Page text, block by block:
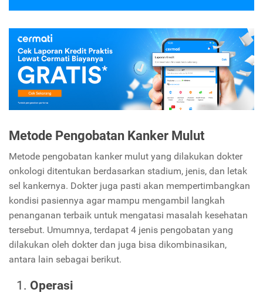
Metode Pengobatan Kanker Mulut
Metode pengobatan kanker mulut yang dilakukan dokter
onkologi ditentukan berdasarkan stadium, jenis, dan letak
sel kankernya. Dokter juga pasti akan mempertimbangkan
kondisi pasiennya agar mampu mengambil langkah
penanganan terbaik untuk mengatasi masalah kesehatan
tersebut. Umumnya, terdapat 4 jenis pengobatan yang
dilakukan oleh dokter dan juga bisa dikombinasikan,
antara lain sebagai berikut.
Operasi